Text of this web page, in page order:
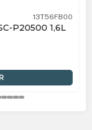
13T56FB00
P20500 1,6L